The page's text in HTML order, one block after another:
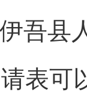
伊吾县
表可